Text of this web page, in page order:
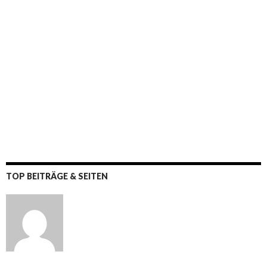
TOP BEITRÄGE & SEITEN